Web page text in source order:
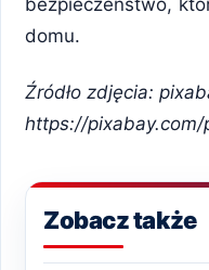
bezpieczeństwo,
domu.
Źródło zdjęcia:
https://pixabay.com/
Zobacz także